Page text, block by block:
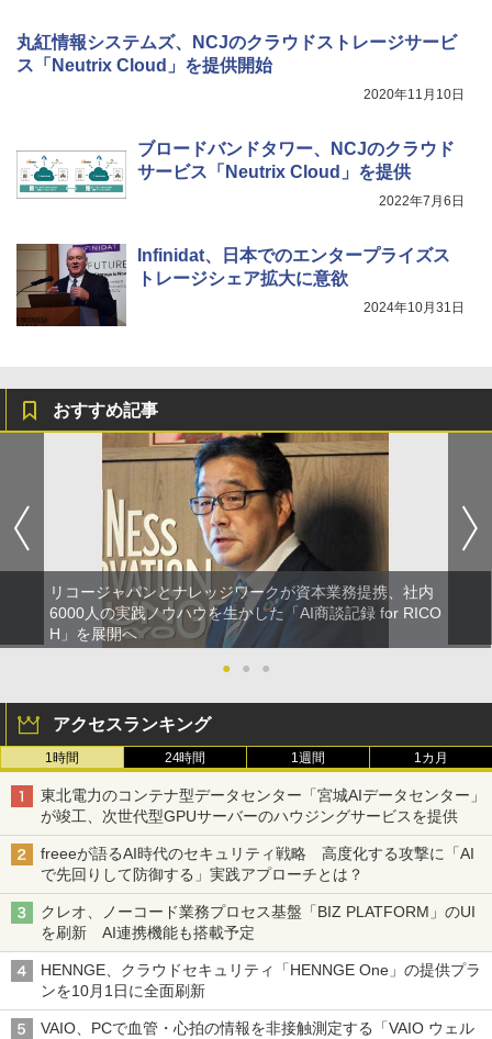
丸紅情報システムズ、NCJのクラウドストレージサービ
ス「Neutrix Cloud」を提供開始
2020年11月10日
ブロードバンドタワー、NCJのクラウド
サービス「Neutrix Cloud」を提供
2022年7月6日
Infinidat、日本でのエンタープライズス
トレージシェア拡大に意欲
2024年10月31日
おすすめ記事
リコージャパンとナレッジワークが資本業務提携、社内
6000人の実践ノウハウを生かした「AI商談記録 for RICO
H」を展開へ
●
● ●
アクセスランキング
1時間 24時間 1週間 1カ月
東北電力のコンテナ型データセンター「宮城AIデータセンター」
が竣工、次世代型GPUサーバーのハウジングサービスを提供
freeeが語るAI時代のセキュリティ戦略 高度化する攻撃に「AI
で先回りして防御する」実践アプローチとは？
クレオ、ノーコード業務プロセス基盤「BIZ PLATFORM」のUI
を刷新 AI連携機能も搭載予定
HENNGE、クラウドセキュリティ「HENNGE One」の提供プラ
ンを10月1日に全面刷新
VAIO、PCで血管・心拍の情報を非接触測定する「VAIO ウェル